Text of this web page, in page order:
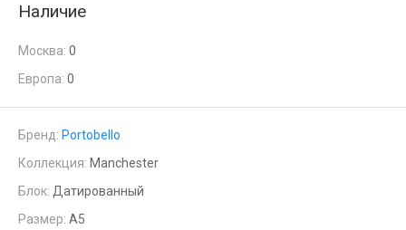
Наличие
Москва: 0
Европа: 0
Бренд: Portobello
Коллекция: Manchester
Блок: Датированный
Размер: А5